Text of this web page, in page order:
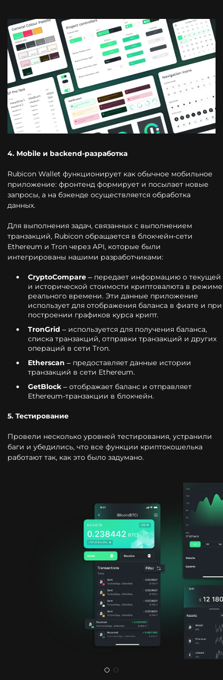
4. Mobile и backend-разработка
Rubicon Wallet функционирует как обычное мобильное
приложение: фронтенд формирует и посылает новые
запросы, а на бэкенде осуществляется обработка
данных.
Для выполнения задач, связанных с выполнением
транзакций, Rubicon обращается в блокчейн-сети
Ethereum и Tron через API, которые были
интегрированы нашими разработчиками:
CryptoCompare – передает информацию о текущей
и исторической стоимости криптовалюта в режиме
реального времени. Эти данные приложение
использует для отображения баланса в фиате и при
построении графиков курса крипт.
TronGrid – используется для получения баланса,
списка транзакций, отправки транзакций и других
операций в сети Tron.
Etherscan – предоставляет данные истории
транзакций в сети Ethereum.
GetBlock – отображает баланс и отправляет
Ethereum-транзакции в блокчейн.
5. Тестирование
Провели несколько уровней тестирования, устранили
баги и убедились, что все функции криптокошелька
работают так, как это было задумано.